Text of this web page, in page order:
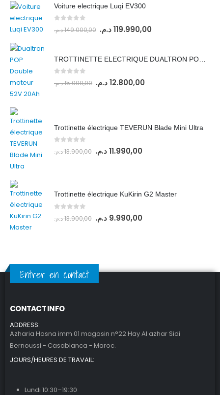
Voiture electrique Luqi EV300
149.000,00د.م. 119.990,00 د.م.
15.000,00د.م. 12.800,00 د.م.
Trottinette électrique TEVERUN Blade Mini Ultra
13.900,00د.م. 11.990,00 د.م.
Trottinette électrique KuKirin G2 Master
13.900,00د.م. 9.990,00 د.م.
Entrer en contact
CONTACT INFO
ADDRESS:
Azharia Hosna imm 01 magasin n°22 Hay Al azhar Sidi
Bernoussi - Casablanca - Maroc.
JOURS/HEURES DE TRAVAIL:
Lundi 10:30–19:30